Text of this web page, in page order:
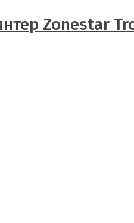
Zonestar